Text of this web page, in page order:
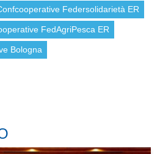
Federsolidarietà ER
FedAgriPesca ER
Bologna